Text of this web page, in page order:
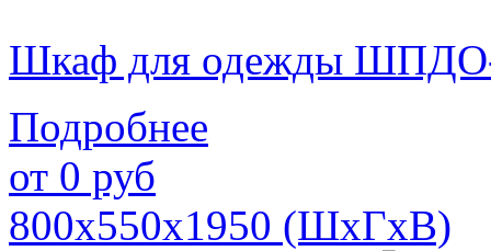
Шкаф для одежды
Подробнее
от 0 руб
800х550х1950 (ШхГхВ)